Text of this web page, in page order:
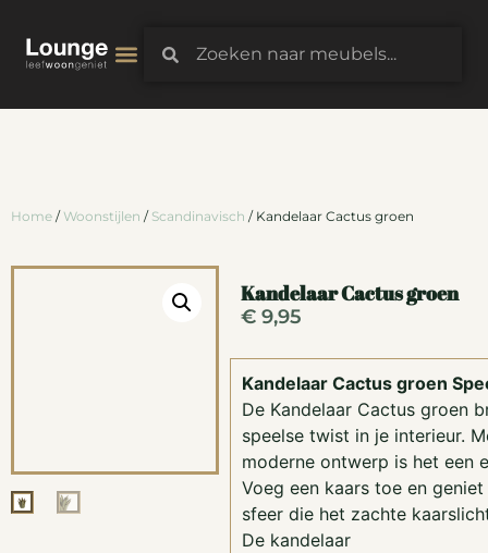
Home / Woonstijlen / Scandinavisch / Kandelaar Cactus groen
Kandelaar Cactus groen
€9,95
Kandelaar Cactus groen
De Kandelaar Cactus groen
speelse twist in je interieur.
moderne ontwerp is het een
Voeg een kaars toe en
sfeer die het zachte
De kandelaar